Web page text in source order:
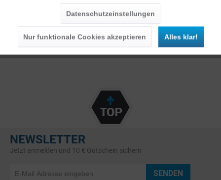
19,95 € ab 159,95 €
NEWSLETTER
Jetzt anmelden und 10 € Gutschein sichern
SENDEN
Datenschutzeinstellungen
Nur funktionale Cookies akzeptieren Alles klar!